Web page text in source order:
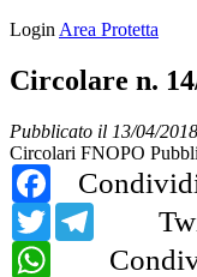
Login Area Protetta
Circolare n.
Pubblicato il 13/04/2018
Circolari FNOPO
Facebook
Twitter
WhatsApp